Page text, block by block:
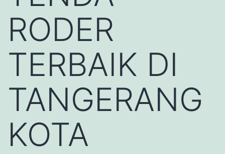
RODER
TERBAIK DI
TANGERANG
KOTA